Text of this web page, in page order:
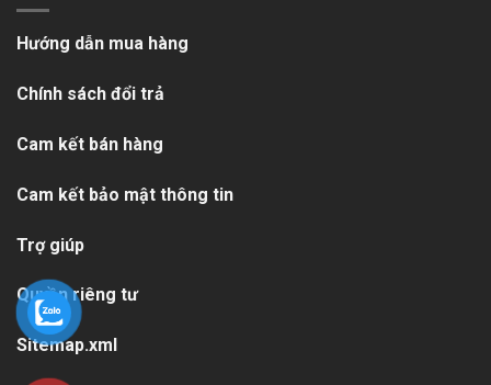
Hướng dẫn mua hàng
Chính sách đổi trả
Cam kết bán hàng
Cam kết bảo mật thông tin
Trợ giúp
Quyền riêng tư
Sitemap.xml